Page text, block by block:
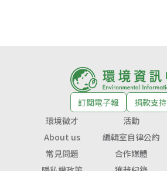
訂閱電子報
捐款支持
環境徵才
活動
About us
編輯室自律公約
常見問題
合作媒體